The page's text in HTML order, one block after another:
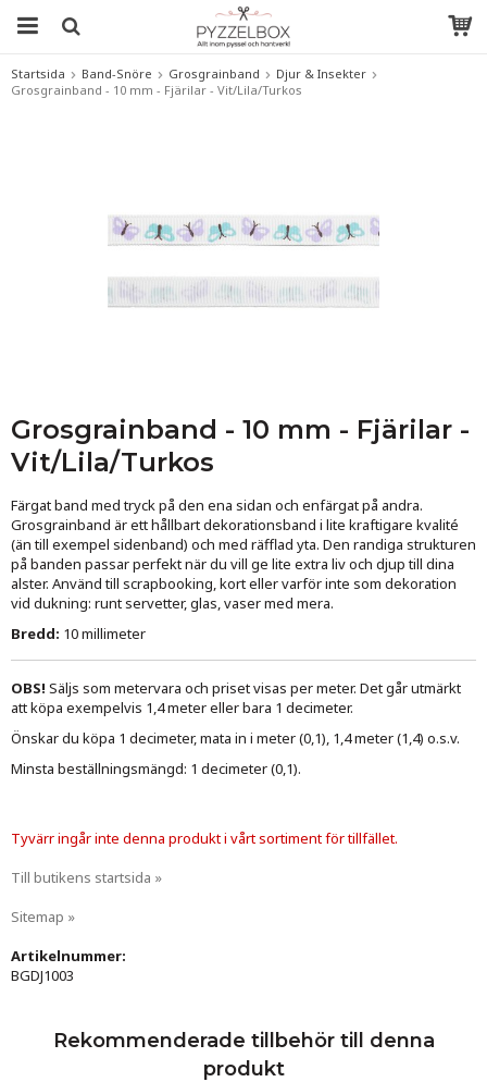
Startsida Band-Snöre Grosgrainband
Djur & Insekter
Grosgrainband - 10 mm - Fjärilar - Vit/Lila/Turkos
Grosgrainband - 10 mm - Fjärilar -
Vit/Lila/Turkos
Färgat band med tryck på den ena sidan och enfärgat på andra.
Grosgrainband är ett hållbart dekorationsband i lite kraftigare kvalité
(än till exempel sidenband) och med räfflad yta. Den randiga strukturen
på banden passar perfekt när du vill ge lite extra liv och djup till dina
alster. Använd till scrapbooking, kort eller varför inte som dekoration
vid dukning: runt servetter, glas, vaser med mera.
Bredd: 10 millimeter
OBS! Säljs som metervara och priset visas per meter. Det går utmärkt
att köpa exempelvis 1,4 meter eller bara 1 decimeter.
Önskar du köpa 1 decimeter, mata in i meter (0,1), 1,4 meter (1,4) o.s.v.
Minsta beställningsmängd: 1 decimeter (0,1).
Tyvärr ingår inte denna produkt i vårt sortiment för tillfället.
Till butikens startsida »
Sitemap »
Artikelnummer:
BGDJ1003
Rekommenderade tillbehör till denna
produkt